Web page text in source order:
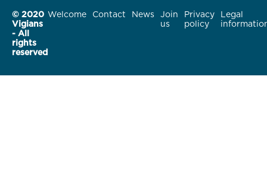
© 2020
Vigians
- All
rights
reserved
Welcome Contact News
Join
us
Privacy
policy
Legal